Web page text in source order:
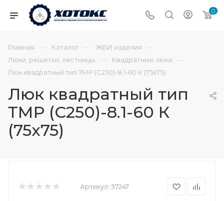
0
Главная — Каталог — ЖБИ изделия —
Люки, решетки, лестницы — Квадратные люки —
Люк квадратный тип ТМР (С250)-8.1-60 К (75х75)
Люк квадратный тип
ТМР (С250)-8.1-60 К
(75х75)
Артикул: 37247